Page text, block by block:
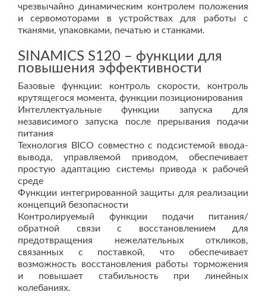
чрезвычайно динамическим контролем положения
и сервомоторами в устройствах для работы с
тканями, упаковками, печатью и станками.
SINAMICS S120 – функции для
повышения эффективности
Базовые функции: контроль скорости, контроль
крутящегося момента, функции позиционирования
Интеллектуальные функции запуска для
независимого запуска после прерывания подачи
питания
Технология BICO совместно с подсистемой ввода-
вывода, управляемой приводом, обеспечивает
простую адаптацию системы привода к рабочей
среде
Функции интегрированной защиты для реализации
концепций безопасности
Контролируемый функции подачи питания/
обратной связи с восстановлением для
предотвращения нежелательных откликов,
связанных с поставкой, что обеспечивает
возможность восстановления работы торможения
и повышает стабильность при линейных
колебаниях.